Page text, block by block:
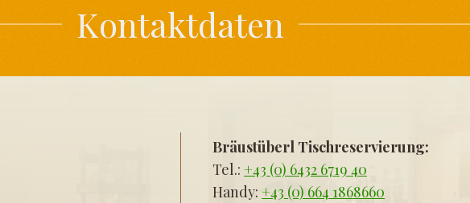
Kontaktdaten
Bräustüberl Tischreservierung:
Tel.: +43 (0) 6432 6719 40
Handy: +43 (0) 664 1868660